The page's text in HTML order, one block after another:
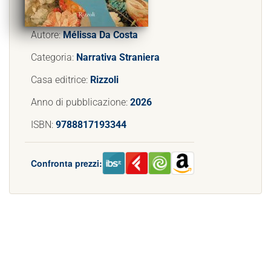
Autore:Mélissa Da Costa
Categoria: Narrativa Straniera
Casa editrice: Rizzoli
Anno di pubblicazione: 2026
ISBN: 9788817193344
Confronta prezzi: